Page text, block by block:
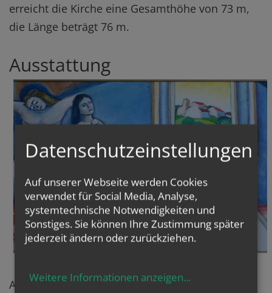
erreicht die Kirche eine Gesamthöhe von 73 m,
die Länge beträgt 76 m.
Ausstattung
An der Innenseite der Westwand (genauer
Datenschutzeinstellungen
Auf unserer Webseite werden Cookies
verwendet für Social Media, Analyse,
systemtechnische Notwendigkeiten und
Sonstiges. Sie können Ihre Zustimmung später
jederzeit ändern oder zurückziehen.
Weitere Informationen anzeigen...